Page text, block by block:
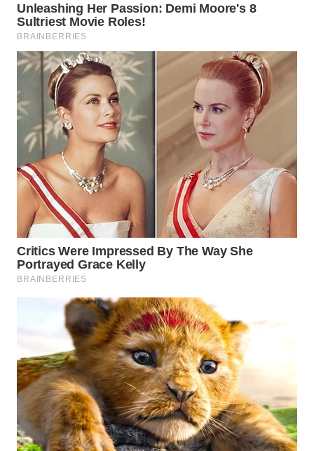
WN
LABUANBAJO
WN
BORNEO
Wahana
Media
Group
WAHANA
NEWS
WAHANA
TANI
WAHANA
WAHANA
INFRASTRUKTUR
WAHANA
KONSUMEN
WAHANA